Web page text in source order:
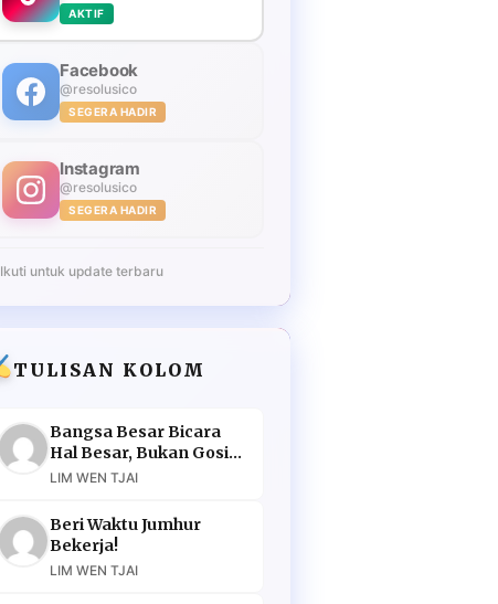
AKTIF
Facebook
@resolusico
SEGERA HADIR
Instagram
@resolusico
SEGERA HADIR
Ikuti untuk update terbaru
TULISAN KOLOM
Bangsa Besar Bicara
Hal Besar, Bukan Gosip
Murahan
LIM WEN TJAI
Beri Waktu Jumhur
Bekerja!
LIM WEN TJAI